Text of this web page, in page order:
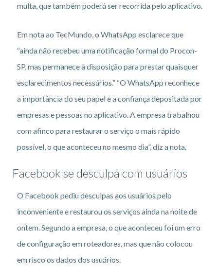
multa, que também poderá ser recorrida pelo aplicativo.
Em nota ao TecMundo, o WhatsApp esclarece que
“ainda não recebeu uma notificação formal do Procon-
SP, mas permanece à disposição para prestar quaisquer
esclarecimentos necessários.” “O WhatsApp reconhece
a importância do seu papel e a confiança depositada por
empresas e pessoas no aplicativo. A empresa trabalhou
com afinco para restaurar o serviço o mais rápido
possível, o que aconteceu no mesmo dia”, diz a nota.
Facebook se desculpa com usuários
O Facebook pediu desculpas aos usuários pelo
inconveniente e restaurou os serviços ainda na noite de
ontem. Segundo a empresa, o que aconteceu foi um erro
de configuração em roteadores, mas que não colocou
em risco os dados dos usuários.